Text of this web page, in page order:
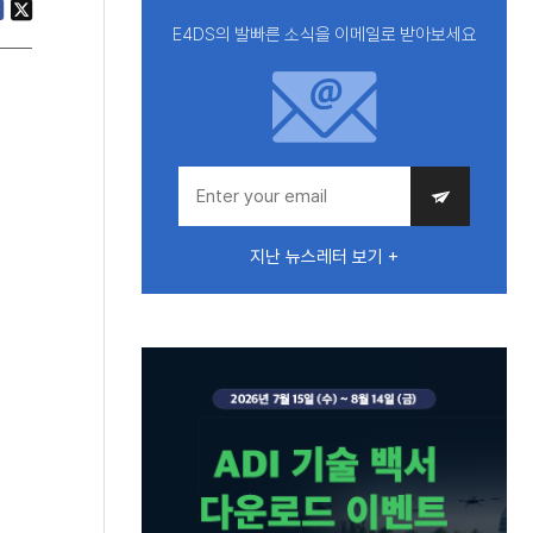
E4DS의 발빠른 소식을 이메일로 받아보세요
지난 뉴스레터 보기 +